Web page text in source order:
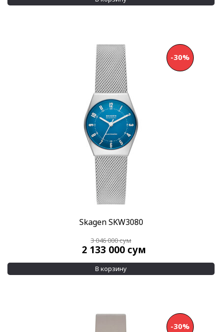
Skagen SKW3080
-30%
3 046 000сум
2 133 000 сум
В корзину
-30%